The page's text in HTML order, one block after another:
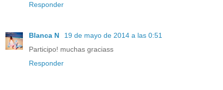
Responder
Blanca N
19 de mayo de 2014 a las 0:51
Participo! muchas graciass
Responder